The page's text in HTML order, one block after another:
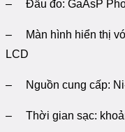
– Đầu đo: GaAsP
– Màn hình hiển thị
LCD
– Nguồn cung cấp:
– Thời gian sạc: